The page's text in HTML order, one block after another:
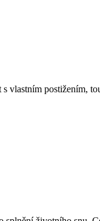
vlastním postižením,